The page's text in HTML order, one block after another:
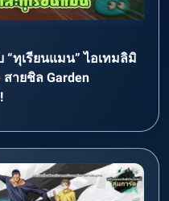
“ทุเรียนแมน” ไอเทมลิมิ
สายชิล Garden